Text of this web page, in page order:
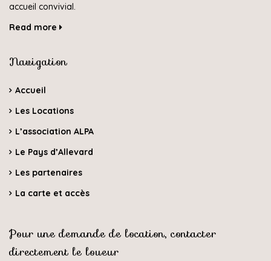
accueil convivial.
Read more
Navigation
Accueil
Les Locations
L’association ALPA
Le Pays d’Allevard
Les partenaires
La carte et accès
Pour une demande de location, contacter
directement le loueur